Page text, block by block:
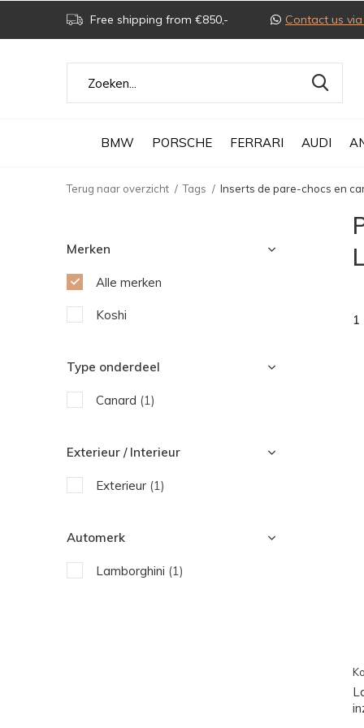
BMW PORSCHE FERRARI AUDI
Free shipping from €850,- Contact us
Terug naar overzicht Tags Inserts de pare-chocs en
1
Merken
Alle merken
Koshi
Type onderdeel
Canard (1)
Exterieur / Interieur
Exterieur (1)
Automerk
Lamborghini (1)